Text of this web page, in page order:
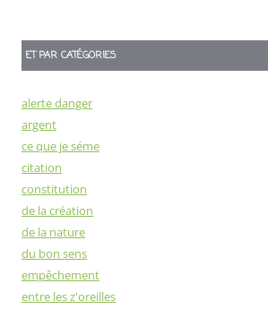
ET PAR CATÉGORIES
alerte danger
argent
ce que je séme
citation
constitution
de la création
de la nature
du bon sens
empêchement
entre les z'oreilles